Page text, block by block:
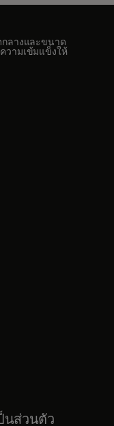
ลางและขนาด
วามเข้มแข็งให้
นส่วนตัว